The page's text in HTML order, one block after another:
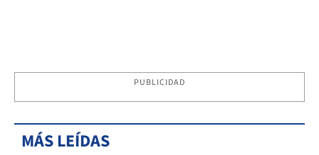
PUBLICIDAD
MÁS LEÍDAS